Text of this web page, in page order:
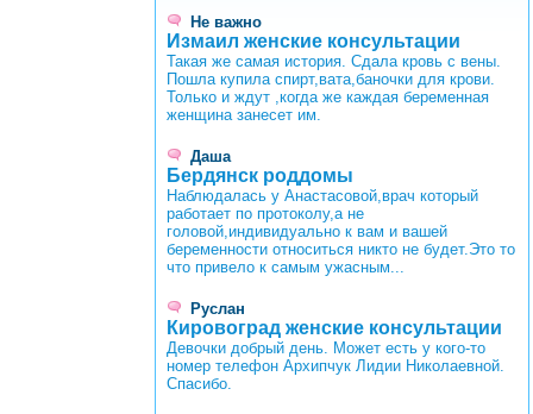
Не важно
Измаил женские консультации
Такая же самая история. Сдала кровь с вены.
Пошла купила спирт,вата,баночки для крови.
Только и ждут ,когда же каждая беременная
женщина занесет им.
Даша
Бердянск роддомы
Наблюдалась у Анастасовой,врач который
работает по протоколу,а не
головой,индивидуально к вам и вашей
беременности относиться никто не будет.Это то
что привело к самым ужасным...
Руслан
Кировоград женские консультации
Девочки добрый день. Может есть у кого-то
номер телефон Архипчук Лидии Николаевной.
Спасибо.